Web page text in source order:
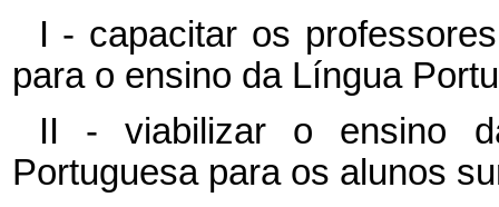
I - capacitar os
para o ensino da Língua
II - viabilizar o ensino
Portuguesa para os alunos